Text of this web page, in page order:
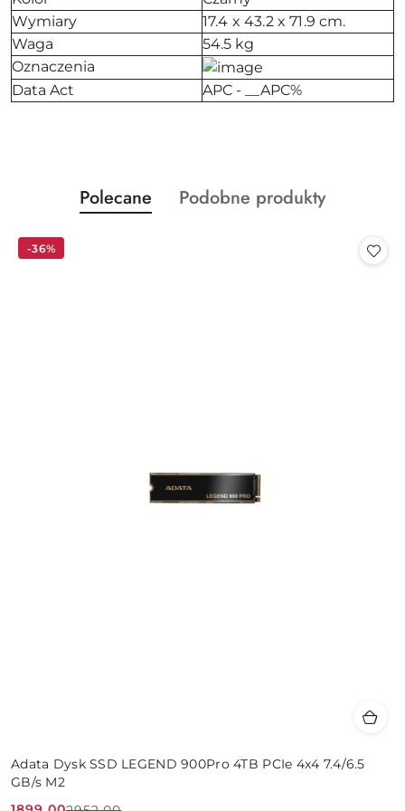
Wymiary
17.4 x 43.2 x 71.9 cm.
Waga
54.5 kg
Oznaczenia
Data Act
APC - __APC%
Pomiń karuzelę produktów
Produkty
o
Polecane
Produkty
Podobne produkty
Adata Dysk SSD LEGEND 900Pro 4TB PCIe 4x4 7.4/6.5
GB/s M2
-36%